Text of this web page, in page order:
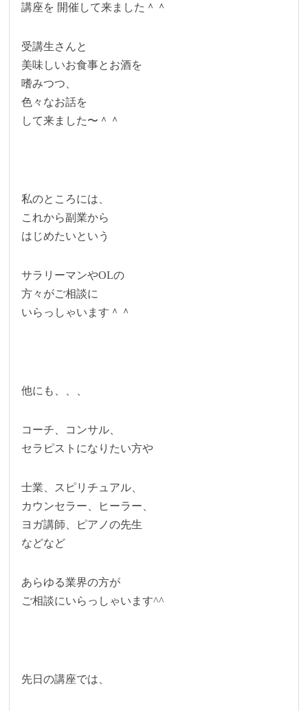
講座を 開催して来ました＾＾
受講生さんと
美味しいお食事とお酒を
嗜みつつ、
色々なお話を
して来ました〜＾＾
私のところには、
これから副業から
はじめたいという
サラリーマンやOLの
方々がご相談に
いらっしゃいます＾＾
他にも、、、
コーチ、コンサル、
セラピストになりたい方や
士業、スピリチュアル、
カウンセラー、ヒーラー、
ヨガ講師、ピアノの先生
などなど
あらゆる業界の方が
ご相談にいらっしゃいます^^
先日の講座では、